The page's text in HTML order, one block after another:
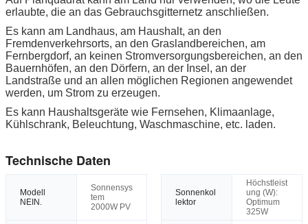
erlaubte, die an das Gebrauchsgitternetz anschließen.
Es kann am Landhaus, am Haushalt, an den
Fremdenverkehrsorts, an den Graslandbereichen, am
Fernbergdorf, an keinen Stromversorgungsbereichen, an den
Bauernhöfen, an den Dörfern, an der Insel, an der
Landstraße und an allen möglichen Regionen angewendet
werden, um Strom zu erzeugen.
Es kann Haushaltsgeräte wie Fernsehen, Klimaanlage,
Kühlschrank, Beleuchtung, Waschmaschine, etc. laden.
Technische Daten
Modell
NEIN.
Sonnensys
tem
2000W PV
Sonnenkol
lektor
Höchstleist
ung (W):
Optimum
325W